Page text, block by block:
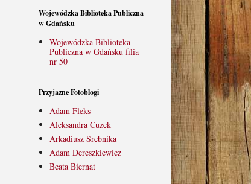
Wojewódzka Biblioteka Publiczna
w Gdańsku
Wojewódzka Biblioteka
Publiczna w Gdańsku filia
nr 50
Przyjazne Fotoblogi
Adam Fleks
Aleksandra Cuzek
Arkadiusz Srebnika
Adam Dereszkiewicz
Beata Biernat